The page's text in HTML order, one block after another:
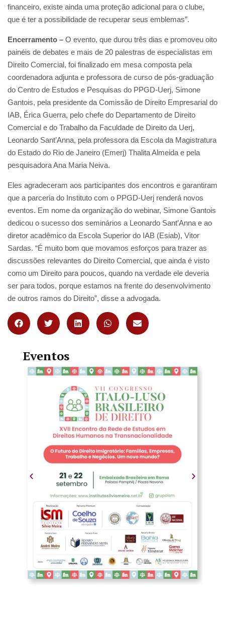
financeiro, existe ainda uma proteção adicional para o clube,
que é ter a possibilidade de recuperar seus emblemas”.
Encerramento – O evento, que durou três dias e promoveu oito
painéis de debates e mais de 20 palestras de especialistas em
Direito Comercial, foi finalizado em mesa composta pela
coordenadora adjunta e professora de curso de pós-graduação
do Centro de Estudos e Pesquisas do PPGD-Uerj, Simone
Gantois, pela presidente da Comissão de Direito Empresarial do
IAB, Érica Guerra, pelo chefe do Departamento de Direito
Comercial e do Trabalho da Faculdade de Direito da Uerj,
Leonardo Sant’Anna, pela professora da Escola da Magistratura
do Estado do Rio de Janeiro (Emerj) Thalita Almeida e pela
pesquisadora Ana Maria Neiva.
Eles agradeceram aos participantes dos encontros e garantiram
que a parceria do Instituto com o PPGD-Uerj renderá novos
eventos. Em nome da organização do webinar, Simone Gantois
dedicou o sucesso dos seminários a Leonardo Sant’Anna e ao
diretor acadêmico da Escola Superior do IAB (Esiab), Vitor
Sardas. “É muito bom que movamos esforços para trazer as
discussões relevantes do Direito Comercial, que ainda é visto
como um Direito para poucos, quando na verdade ele deveria
ser para todos, porque estamos na frente do desenvolvimento
de outros ramos do Direito”, disse a advogada.
Eventos